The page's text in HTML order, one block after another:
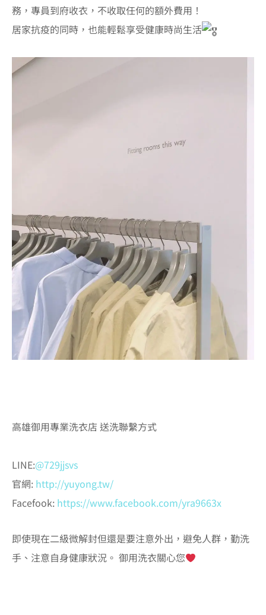
務，專員到府收衣，不收取任何的額外費用！
居家抗疫的同時，也能輕鬆享受健康時尚生活
高雄御用專業洗衣店 送洗聯繫方式
LINE:@729jjsvs
官網: http://yuyong.tw/
Facefook: https://www.facebook.com/yra9663x
即使現在二級微解封但還是要注意外出，避免人群，勤洗
手、注意自身健康狀況。 御用洗衣關心您